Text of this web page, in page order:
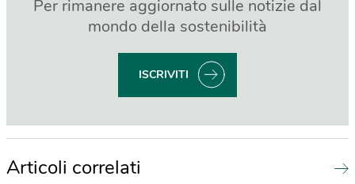
Per rimanere aggiornato sulle notizie dal
mondo della sostenibilità
ISCRIVITI
Articoli correlati